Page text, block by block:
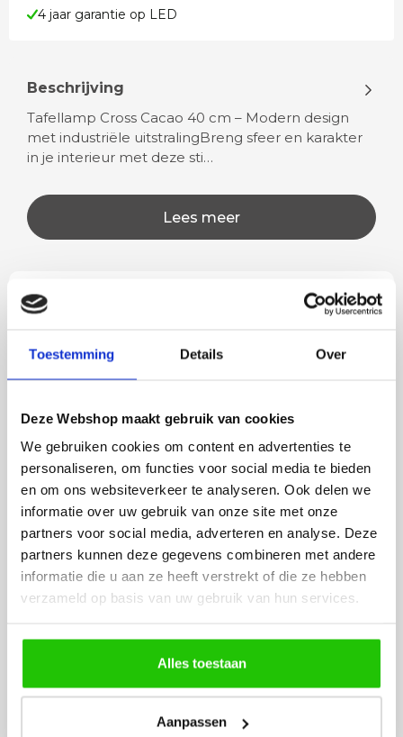
Toestemming Details Over
Deze Webshop maakt gebruik van cookies
We gebruiken cookies om content en advertenties te
personaliseren, om functies voor social media te bieden
en om ons websiteverkeer te analyseren. Ook delen we
informatie over uw gebruik van onze site met onze
partners voor social media, adverteren en analyse. Deze
partners kunnen deze gegevens combineren met andere
informatie die u aan ze heeft verstrekt of die ze hebben
verzameld op basis van uw gebruik van hun services.
Alles toestaan
Aanpassen
4 jaar garantie op LED
Beschrijving
Tafellamp Cross Cacao 40 cm – Modern design
met industriële uitstralingBreng sfeer en karakter
in je interieur met deze sti…
Lees meer
Fijne site waar ik een mooie
lamp heb uitgekozen en
werd deze al bezorgd. Super
netjes en veilig verpakt.
Het bestellen,
artikel is zeer mooi
veel sfeer, het is ook
eenvoudig te
BESTELINCLUSIEF
LICHTBRONNEN